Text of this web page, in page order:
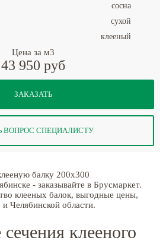
сосна
сухой
клееный
Цена за м3
43 950 руб
ЗАКАЗАТЬ
ВОПРОС СПЕЦИАЛИСТУ
балку 200x300
- заказывайте в Брусмаркет.
клееных балок, выгодные цены,
Челябинской области.
клееного